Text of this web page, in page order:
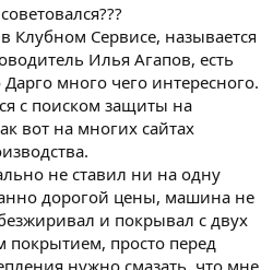
Клубном Сервисе, называется
Илья Агапов, есть
много чего интересного.
с поиском защиты на
вот на многих сайтах
не ставил ни на одну
дорогой цены, машина не
и покрывал с двух
просто перед
нужно смазать, что мне